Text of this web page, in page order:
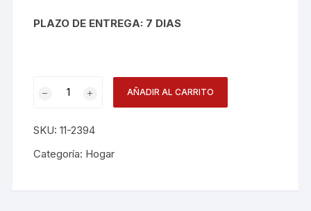
PLAZO DE ENTREGA: 7 DIAS
Modular
Cm
Natural
AÑADIR AL CARRITO
SKU:11-2394
Categoría: Hogar